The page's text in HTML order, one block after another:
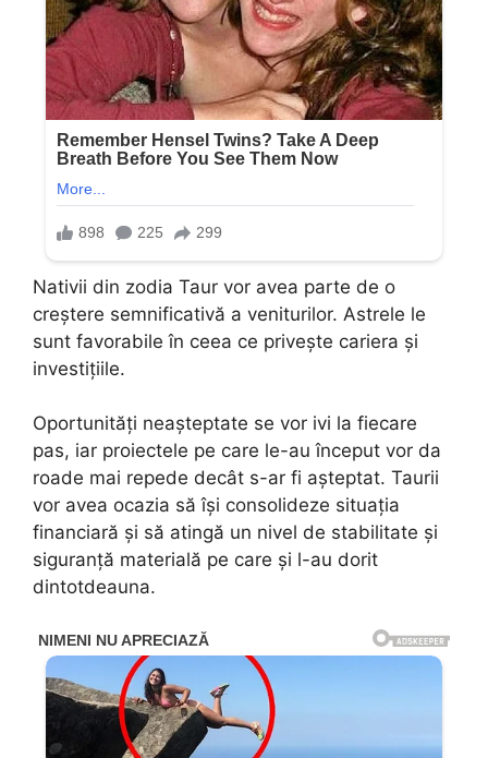
Nativii din zodia Taur vor avea parte de o
creștere semnificativă a veniturilor. Astrele le
sunt favorabile în ceea ce privește cariera și
investițiile.
Oportunități neașteptate se vor ivi la fiecare
pas, iar proiectele pe care le-au început vor da
roade mai repede decât s-ar fi așteptat. Taurii
vor avea ocazia să își consolideze situația
financiară și să atingă un nivel de stabilitate și
siguranță materială pe care și l-au dorit
dintotdeauna.